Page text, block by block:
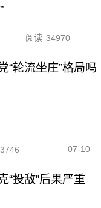
阅读 34970
“轮流坐庄”格局吗
07-10
“投敌”后果严重